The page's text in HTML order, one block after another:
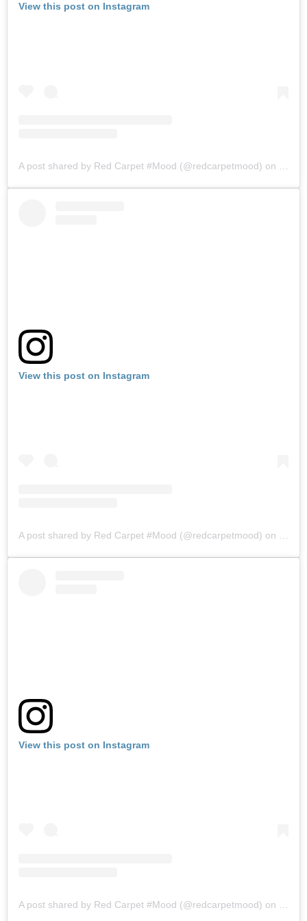
View this post on Instagram
A post shared by Red Carpet #Mood (@redcarpetmood) on Jul
View this post on Instagram
A post shared by Red Carpet #Mood (@redcarpetmood) on
View this post on Instagram
A post shared by Red Carpet #Mood (@redcarpetmood) on